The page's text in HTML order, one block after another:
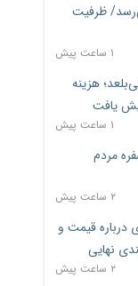
ظرفیت
۱ ساعت پیش
می‌بلعد؛ هزینه
۱ ساعت پیش
مردم
۲ ساعت پیش
درباره قیمت و
نهایی
۲ ساعت پیش